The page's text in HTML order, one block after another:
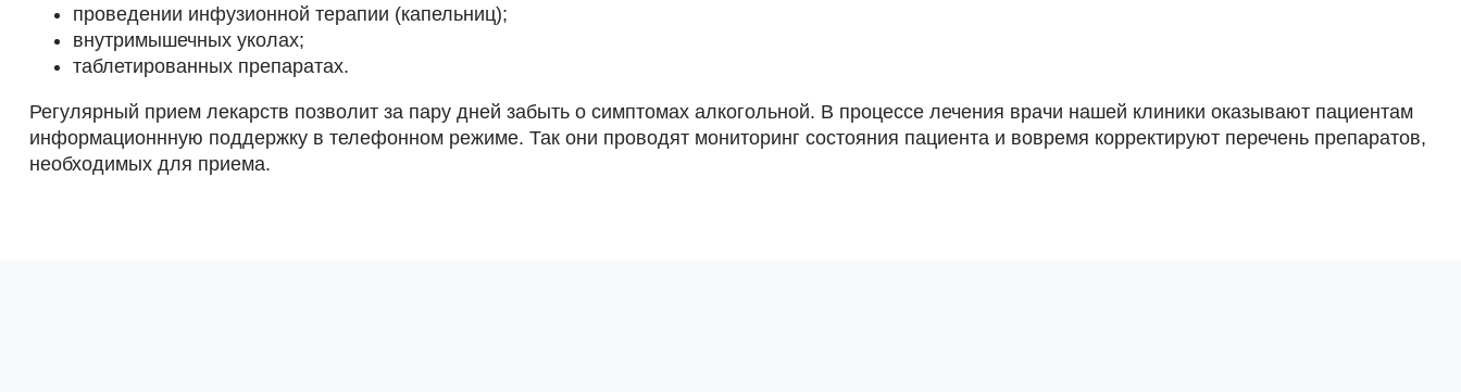
проведении инфузионной терапии (капельниц);
внутримышечных уколах;
таблетированных препаратах.
Регулярный прием лекарств позволит за пару дней забыть о симптомах алкогольной. В процессе лечения врачи нашей клиники оказывают пациентам
информационнную поддержку в телефонном режиме. Так они проводят мониторинг состояния пациента и вовремя корректируют перечень препаратов,
необходимых для приема.